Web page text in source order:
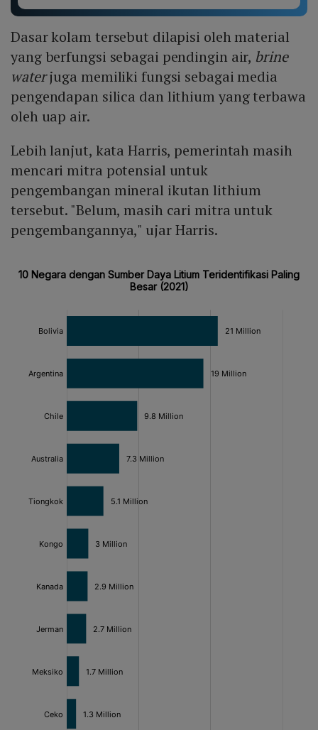
Dasar kolam tersebut dilapisi oleh material
yang berfungsi sebagai pendingin air, brine
waterjuga memiliki fungsi sebagai media
pengendapan silica dan lithium yang terbawa
oleh uap air.
Lebih lanjut, kata Harris, pemerintah masih
mencari mitra potensial untuk
pengembangan mineral ikutan lithium
tersebut. "Belum, masih cari mitra untuk
pengembangannya," ujar Harris.